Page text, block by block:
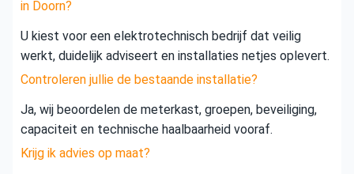
in Doorn?
U kiest voor een elektrotechnisch bedrijf dat veilig
werkt, duidelijk adviseert en installaties netjes oplevert.
Controleren jullie de bestaande installatie?
Ja, wij beoordelen de meterkast, groepen, beveiliging,
capaciteit en technische haalbaarheid vooraf.
Krijg ik advies op maat?